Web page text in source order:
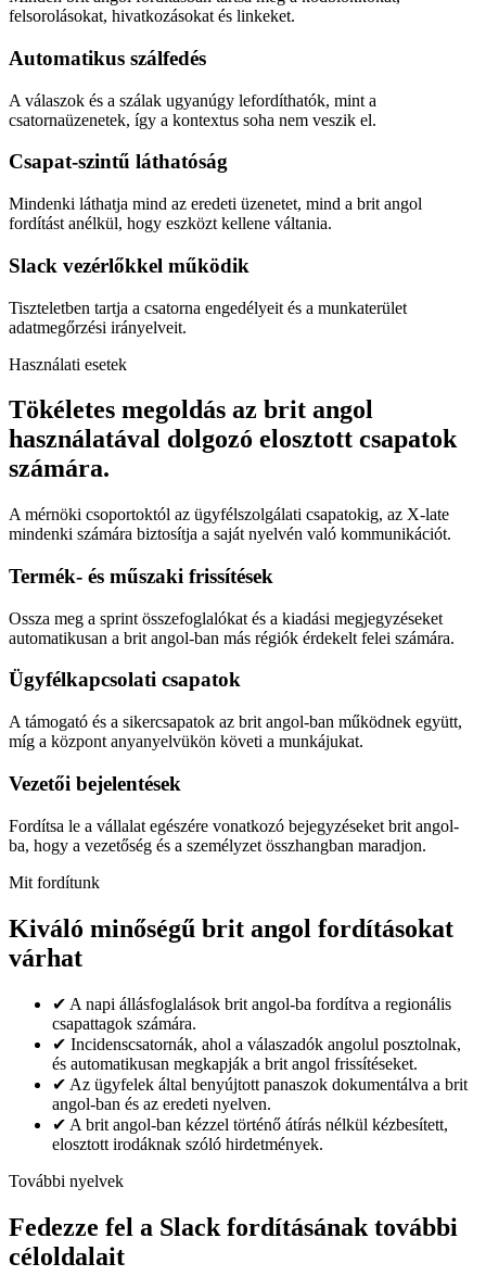
felsorolásokat, hivatkozásokat és linkeket.
Automatikus szálfedés
A válaszok és a szálak ugyanúgy lefordíthatók, mint a
csatornaüzenetek, így a kontextus soha nem veszik el.
Csapat-szintű láthatóság
Mindenki láthatja mind az eredeti üzenetet, mind a brit angol
fordítást anélkül, hogy eszközt kellene váltania.
Slack vezérlőkkel működik
Tiszteletben tartja a csatorna engedélyeit és a munkaterület
adatmegőrzési irányelveit.
Használati esetek
Tökéletes megoldás az brit angol
használatával dolgozó elosztott csapatok
számára.
A mérnöki csoportoktól az ügyfélszolgálati csapatokig, az X-late
mindenki számára biztosítja a saját nyelvén való kommunikációt.
Termék- és műszaki frissítések
Ossza meg a sprint összefoglalókat és a kiadási megjegyzéseket
automatikusan a brit angol-ban más régiók érdekelt felei számára.
Ügyfélkapcsolati csapatok
A támogató és a sikercsapatok az brit angol-ban működnek együtt,
míg a központ anyanyelvükön követi a munkájukat.
Vezetői bejelentések
Fordítsa le a vállalat egészére vonatkozó bejegyzéseket brit angol-
ba, hogy a vezetőség és a személyzet összhangban maradjon.
Mit fordítunk
Kiváló minőségű brit angol fordításokat
várhat
✔ A napi állásfoglalások brit angol-ba fordítva a regionális
csapattagok számára.
✔ Incidenscsatornák, ahol a válaszadók angolul posztolnak,
és automatikusan megkapják a brit angol frissítéseket.
✔ Az ügyfelek által benyújtott panaszok dokumentálva a brit
angol-ban és az eredeti nyelven.
✔ A brit angol-ban kézzel történő átírás nélkül kézbesített,
elosztott irodáknak szóló hirdetmények.
További nyelvek
Fedezze fel a Slack fordításának további
céloldalait